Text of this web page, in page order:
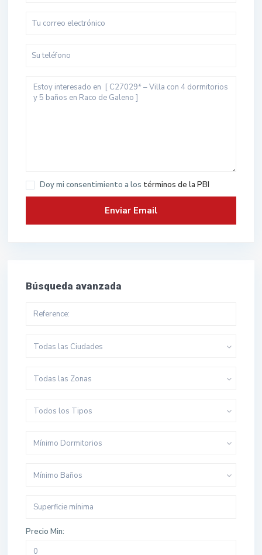
Doy mi consentimiento a los términos de la PBI
Búsqueda avanzada
Todas las Ciudades
Todas las Zonas
Todos los Tipos
Mínimo Dormitorios
Mínimo Baños
Precio Min: